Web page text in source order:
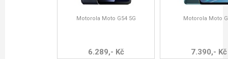
Motorola Moto G54 5G
6.289,- Kč
Motorola Moto
7.390,- Kč